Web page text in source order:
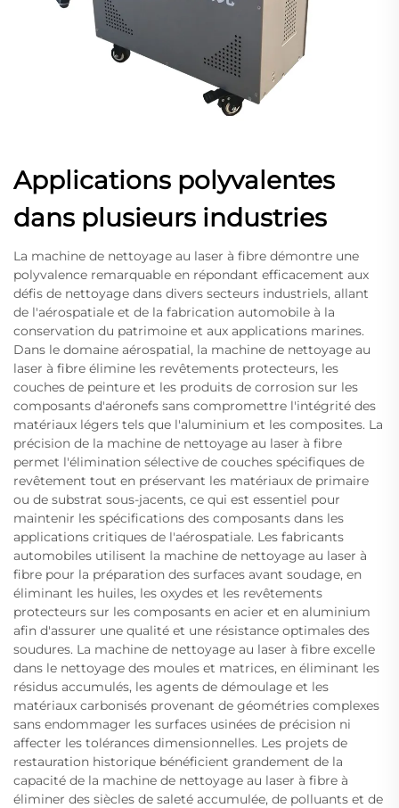
Applications polyvalentes
dans plusieurs industries
La machine de nettoyage au laser à fibre démontre une
polyvalence remarquable en répondant efficacement aux
défis de nettoyage dans divers secteurs industriels, allant
de l'aérospatiale et de la fabrication automobile à la
conservation du patrimoine et aux applications marines.
Dans le domaine aérospatial, la machine de nettoyage au
laser à fibre élimine les revêtements protecteurs, les
couches de peinture et les produits de corrosion sur les
composants d'aéronefs sans compromettre l'intégrité des
matériaux légers tels que l'aluminium et les composites. La
précision de la machine de nettoyage au laser à fibre
permet l'élimination sélective de couches spécifiques de
revêtement tout en préservant les matériaux de primaire
ou de substrat sous-jacents, ce qui est essentiel pour
maintenir les spécifications des composants dans les
applications critiques de l'aérospatiale. Les fabricants
automobiles utilisent la machine de nettoyage au laser à
fibre pour la préparation des surfaces avant soudage, en
éliminant les huiles, les oxydes et les revêtements
protecteurs sur les composants en acier et en aluminium
afin d'assurer une qualité et une résistance optimales des
soudures. La machine de nettoyage au laser à fibre excelle
dans le nettoyage des moules et matrices, en éliminant les
résidus accumulés, les agents de démoulage et les
matériaux carbonisés provenant de géométries complexes
sans endommager les surfaces usinées de précision ni
affecter les tolérances dimensionnelles. Les projets de
restauration historique bénéficient grandement de la
capacité de la machine de nettoyage au laser à fibre à
éliminer des siècles de saleté accumulée, de polluants et de